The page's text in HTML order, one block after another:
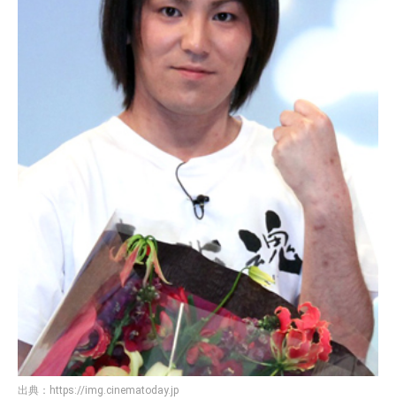
出典： https://img.cinematoday.jp